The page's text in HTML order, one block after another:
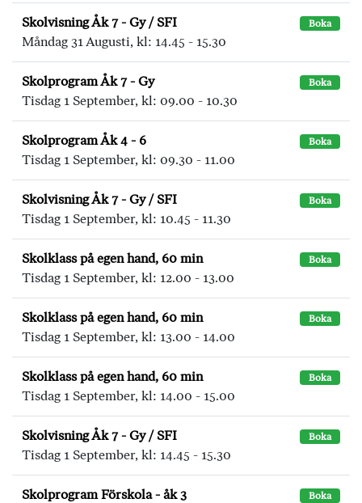
Skolvisning Åk 7 - Gy / SFI Boka
Måndag 31 Augusti, kl: 14.45 - 15.30
Skolprogram Åk 7 - Gy Boka
Tisdag 1 September, kl: 09.00 - 10.30
Skolprogram Åk 4 - 6 Boka
Tisdag 1 September, kl: 09.30 - 11.00
Skolvisning Åk 7 - Gy / SFI Boka
Tisdag 1 September, kl: 10.45 - 11.30
Skolklass på egen hand, 60 min Boka
Tisdag 1 September, kl: 12.00 - 13.00
Skolklass på egen hand, 60 min Boka
Tisdag 1 September, kl: 13.00 - 14.00
Skolklass på egen hand, 60 min Boka
Tisdag 1 September, kl: 14.00 - 15.00
Skolvisning Åk 7 - Gy / SFI Boka
Tisdag 1 September, kl: 14.45 - 15.30
Skolprogram Förskola - åk 3 Boka